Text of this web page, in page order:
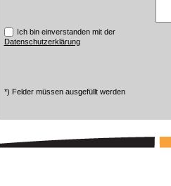
Ich bin einverstanden mit der
Datenschutzerklärung
*) Felder müssen ausgefüllt werden